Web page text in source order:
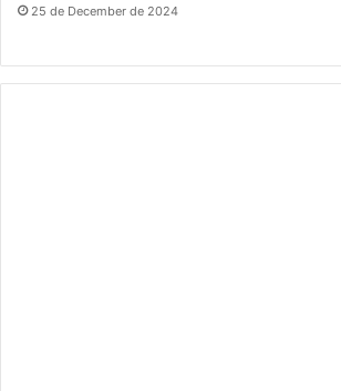
25 de December de 2024